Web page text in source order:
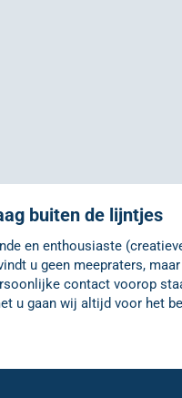
buiten de lijntjes
en enthousiaste
u geen meepraters,
contact voorop
u gaan wij altijd voor het